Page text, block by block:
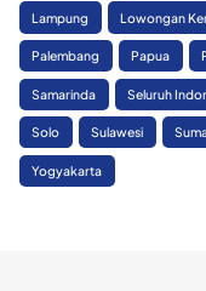
Lampung Lowongan
Palembang Papua
Samarinda Seluruh
Solo Sulawesi
Yogyakarta